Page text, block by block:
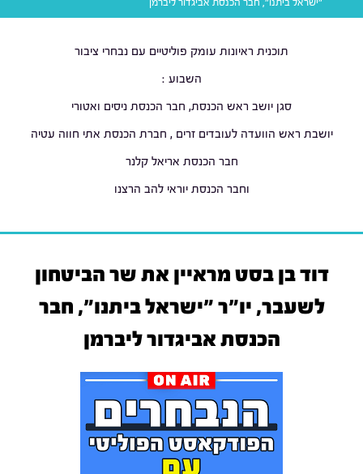
תוכנית ראיונות עומק פוליטיים עם נבחרי ציבור
השבוע :
סגן יושב ראש הכנסת, חבר הכנסת ניסים ואטורי
יושבת ראש הוועדה לעובדים זרים , חברת הכנסת אתי חווה עטיה
חבר הכנסת אריאל קלנר
וחבר הכנסת יוראי להב הרצנו
דוד בן בסט מראיין את שר הביטחון
לשעבר, יו"ר "ישראל ביתנו", חבר
הכנסת אביגדור ליברמן